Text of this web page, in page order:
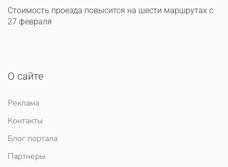
Стоимость проезда повысится на шести маршрутах с
27 февраля
О сайте
Реклама
Контакты
Блог портала
Партнеры